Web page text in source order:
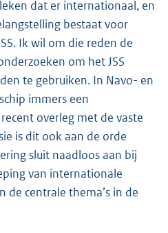
dat er internationaal, en
bestaat voor
Ik wil om die reden de
om het JSS
te gebruiken. In Navo- en
immers een
overleg met de vaste
is dit ook aan de orde
sluit naadloos aan bij
van internationale
de centrale thema’s in de